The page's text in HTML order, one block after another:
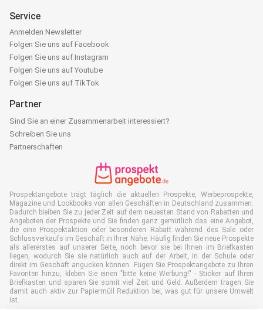
Service
Anmelden Newsletter
Folgen Sie uns auf Facebook
Folgen Sie uns auf Instagram
Folgen Sie uns auf Youtube
Folgen Sie uns auf TikTok
Partner
Sind Sie an einer Zusammenarbeit interessiert?
Schreiben Sie uns
Partnerschaften
Prospektangebote trägt täglich die aktuellen Prospekte, Werbeprospekte,
Magazine und Lookbooks von allen Geschäften in Deutschland zusammen.
Dadurch bleiben Sie zu jeder Zeit auf dem neuesten Stand von Rabatten und
Angeboten der Prospekte und Sie finden ganz gemütlich das eine Angebot,
die eine Prospektaktion oder besonderen Rabatt während des Sale oder
Schlussverkaufs im Geschäft in Ihrer Nähe. Häufig finden Sie neue Prospekte
als allererstes auf unserer Seite, noch bevor sie bei Ihnen im Briefkasten
liegen, wodurch Sie sie natürlich auch auf der Arbeit, in der Schule oder
direkt im Geschäft angucken können. Fügen Sie Prospektangebote zu Ihren
Favoriten hinzu, kleben Sie einen "bitte keine Werbung!" - Sticker auf Ihren
Briefkasten und sparen Sie somit viel Zeit und Geld. Außerdem tragen Sie
damit auch aktiv zur Papiermüll Reduktion bei, was gut für unsere Umwelt
ist.